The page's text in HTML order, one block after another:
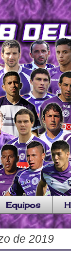
Equipos
de 2019